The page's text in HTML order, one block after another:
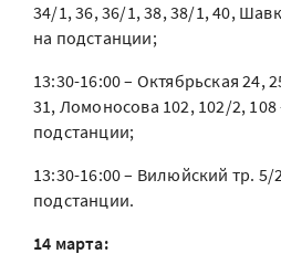
34/1, 36, 36/1, 38, 38/1, 40,
на подстанции;
13:30-16:00 – Октябрьская 24,
31, Ломоносова 102, 102/2,
подстанции;
13:30-16:00 – Вилюйский тр. 5/
подстанции.
14 марта: